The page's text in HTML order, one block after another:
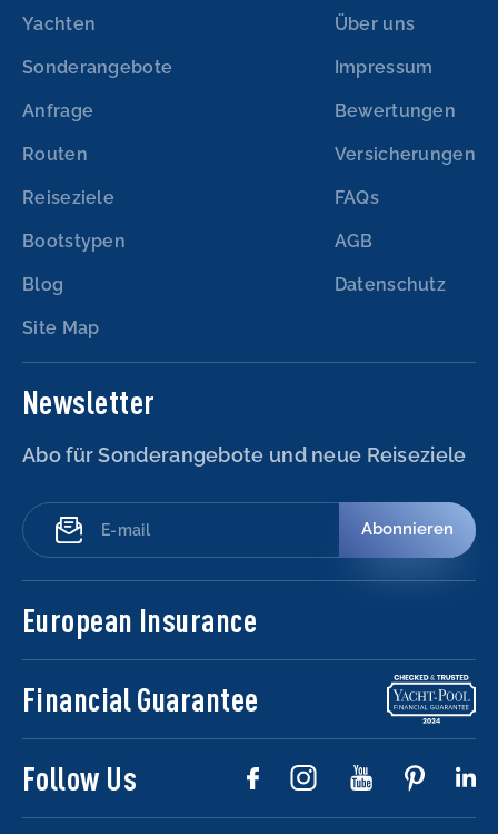
Yachten
Sonderangebote
Anfrage
Routen
Reiseziele
Bootstypen
Blog
Site Map
Über uns
Impressum
Bewertungen
Versicherungen
FAQs
AGB
Datenschutz
Newsletter
Abo für Sonderangebote und neue Reiseziele
Abonnieren
European Insurance
Financial Guarantee
Follow Us